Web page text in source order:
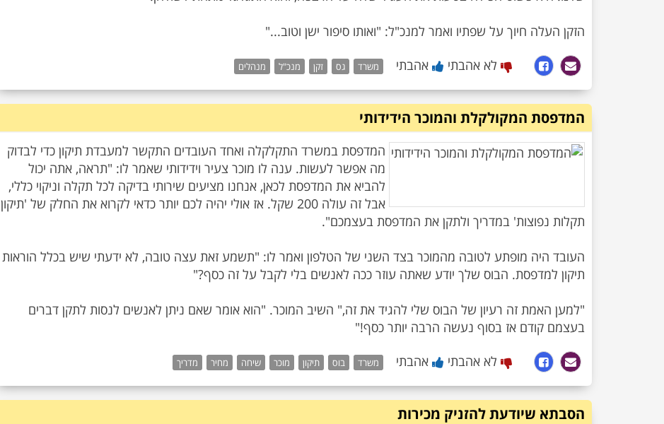
הזקן העלה חיוך על שפתיו ואמר למנכ"ל: "ואותו סיפור ישן וטוב..."
משרד גס זקן מנכ"ל מנהלים לא אהבתי אהבתי
המדפסת המקולקלת והמוכר הידידותי
המדפסת במשרד התקלקלה ואחד העובדים התקשר למעבדת תיקון כדי לבדוק
מה אפשר לעשות. ענה לו מוכר צעיר וידידותי שאמר לו: "תראה, אתה יכול
להביא את המדפסת לכאן, אנחנו מציעים שירותי בדיקה לכל תקלה וניקוי כללי,
אבל זה עולה 200 שקל. אז אולי יהיה לכם יותר כדאי לקרוא את החלק של 'תיקון
העובד היה מופתע לטובה מהמוכר בצד השני של הטלפון ואמר לו: "תשמע זאת עצה טובה, לא ידעתי שיש בכלל הוראות
"למען האמת זה רעיון של הבוס שלי להגיד את זה," השיב המוכר. "הוא אומר שאם ניתן לאנשים לנסות לתקן דברים
בעצמם קודם אז בסוף נעשה הרבה יותר כסף!"
משרד בוס תיקון מוכר שיחה מחיר מדריך לא אהבתי אהבתי
הסבתא שיודעת להזניק מכירות